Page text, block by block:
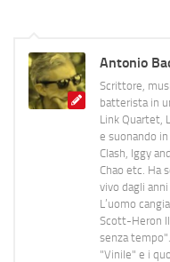
Antonio
Scrittore,
batterista in
Link Quartet,
e suonando
Clash, Iggy
Chao etc. Ha
vivo dagli
L’uomo
Scott-Heron Il
senza tempo".
"Vinile" e i